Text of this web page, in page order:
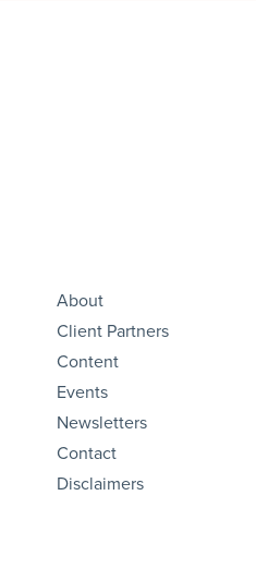
About
Client Partners
Content
Events
Newsletters
Contact
Disclaimers